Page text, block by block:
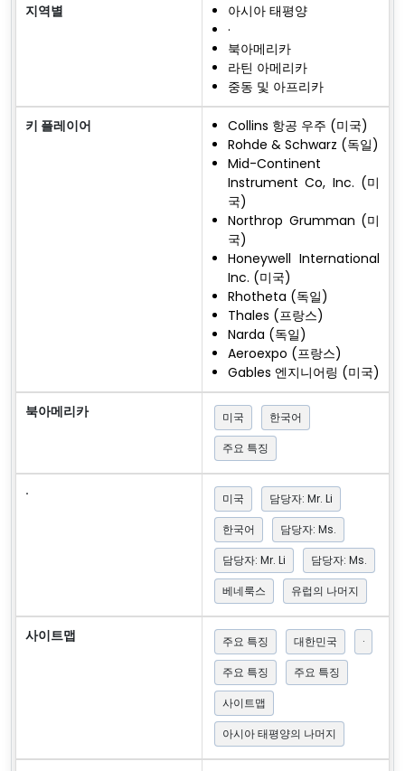
지역별
아시아 태평양
·
북아메리카
라틴 아메리카
중동 및 아프리카
키 플레이어
Collins 항공 우주 (미국)
Rohde & Schwarz (독일)
Mid-Continent
Instrument Co, Inc. (미
국)
Northrop Grumman (미
국)
Honeywell International
Inc. (미국)
Rhotheta (독일)
Thales (프랑스)
Narda (독일)
Aeroexpo (프랑스)
Gables 엔지니어링 (미국)
북아메리카 미국
한국어
주요 특징
· 미국
담당자: Mr. Li
한국어
담당자: Ms.
담당자: Mr. Li
담당자: Ms.
베네룩스
유럽의 나머지
사이트맵 주요 특징 대한민국
·
주요 특징
주요 특징
사이트맵
아시아 태평양의 나머지